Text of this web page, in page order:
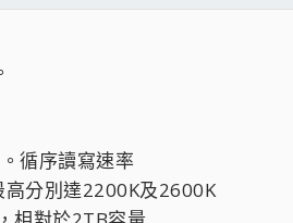
循序讀寫速率
分別達2200K及2600K